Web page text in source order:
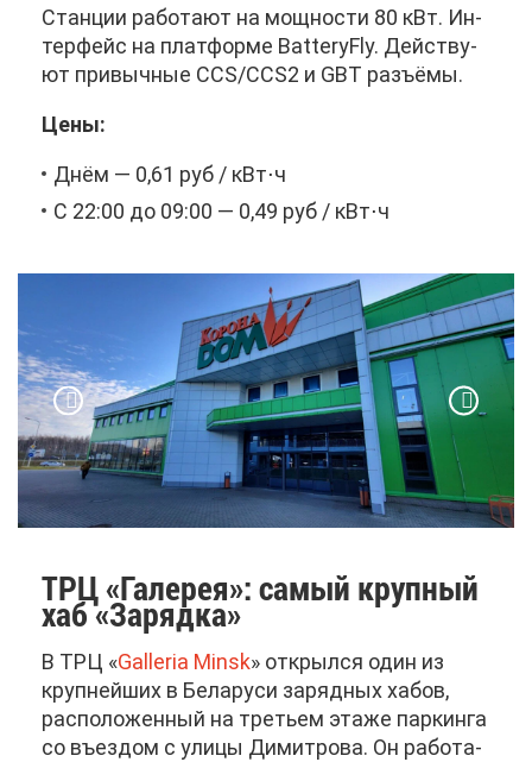
Стан­ции ра­бо­та­ют на мощ­но­сти 80 кВт. Ин­
тер­фейс на плат­фор­ме BatteryFly. Дей­ству­
ют при­выч­ные CCS/CCS2 и GBT разъ­ёмы.
Це­ны:
Днём — 0,61 руб / кВт⋅ч
С 22:00 до 09:00 — 0,49 руб / кВт⋅ч
ТРЦ «Га­ле­рея»: са­мый круп­ный
хаб «За­ряд­ка»
В ТРЦ «Galleria Minsk» от­крыл­ся один из
круп­ней­ших в Бе­ла­ру­си за­ряд­ных ха­бов,
рас­по­ло­жен­ный на тре­тьем эта­же пар­кин­га
со въез­дом с ули­цы Ди­мит­ро­ва. Он ра­бо­та­